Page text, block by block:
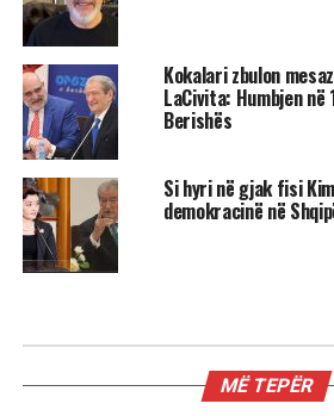
Kokalari zbulon
LaCivita: Humbjen
Berishës
Si hyri në gjak fisi
demokracinë në